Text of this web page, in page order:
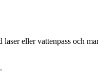
eller vattenpass och